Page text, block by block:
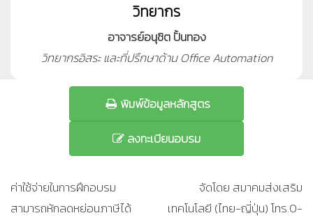
วิทยากร
อาจารย์อนุชิต ปั้นทอง
วิทยากรอิสระ และที่ปรึกษาด้าน Office Automation
พิมพ์ข้อมูลหลักสูตร
ลงทะเบียนอบรม
ค่าใช้จ่ายในการฝึกอบรม
สามารถหักลดหย่อนภาษีได้
จัดโดย สมาคมส่งเสริม
เทคโนโลยี (ไทย-ญี่ปุ่น) โทร.0-